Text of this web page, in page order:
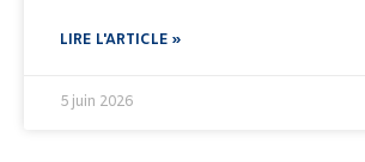
LIRE L'ARTICLE »
5 juin 2026